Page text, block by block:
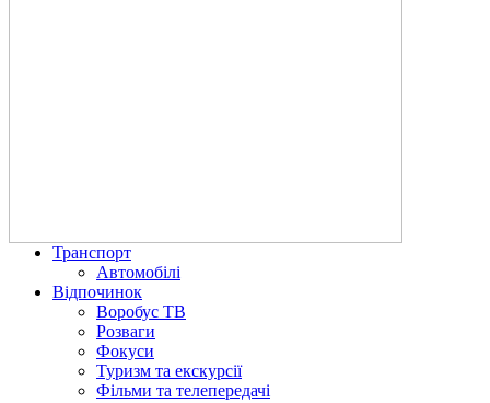
Транспорт
Автомобілі
Відпочинок
Воробус ТВ
Розваги
Фокуси
Туризм та екскурсії
Фільми та телепередачі